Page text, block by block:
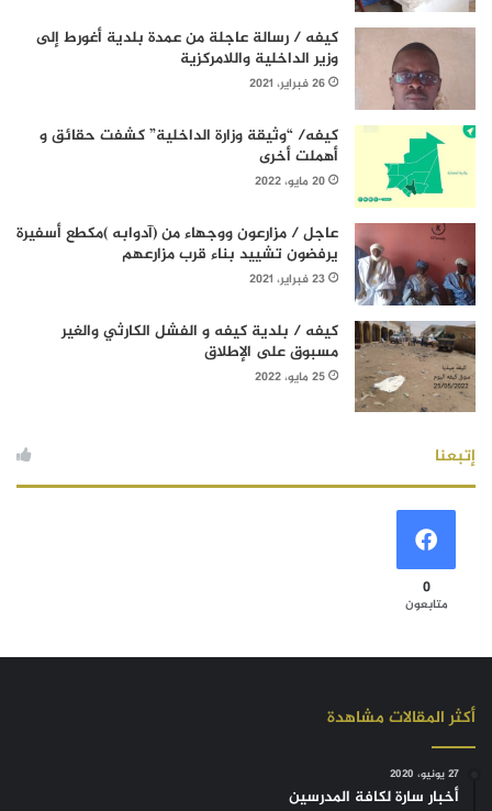
كيفه / رسالة عاجلة من عمدة بلدية أغورط إلى
وزير الداخلية واللامركزية
26 فبراير، 2021
كيفه/ “وثيقة وزارة الداخلية” كشفت حقائق و
أهملت أخرى
20 مايو، 2022
عاجل / مزارعون ووجهاء من (آدوابه )مكطع أسفيرة
يرفضون تشييد بناء قرب مزارعهم
23 فبراير، 2021
كيفه / بلدية كيفه و الفشل الكارثي والغير
مسبوق على الإطلاق
25 مايو، 2022
إتبعنا
0
متابعون
أكثر المقالات مشاهدة
27 يونيو، 2020
أخبار سارة لكافة المدرسين